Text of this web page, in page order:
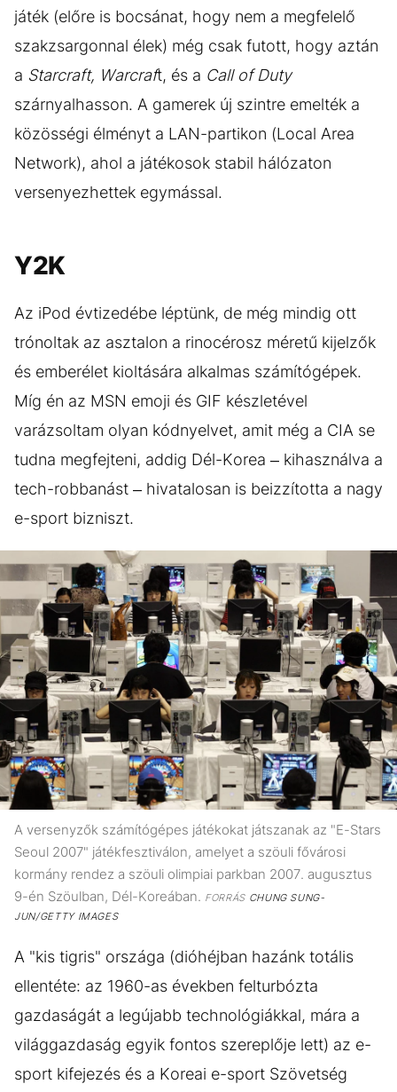
játék (előre is bocsánat, hogy nem a megfelelő
szakzsargonnal élek) még csak futott, hogy aztán
a Starcraft, Warcraft, és a Call of Duty
szárnyalhasson. A gamerek új szintre emelték a
közösségi élményt a LAN-partikon (Local Area
Network), ahol a játékosok stabil hálózaton
versenyezhettek egymással.
Y2K
Az iPod évtizedébe léptünk, de még mindig ott
trónoltak az asztalon a rinocérosz méretű kijelzők
és emberélet kioltására alkalmas számítógépek.
Míg én az MSN emoji és GIF készletével
varázsoltam olyan kódnyelvet, amit még a CIA se
tudna megfejteni, addig Dél-Korea – kihasználva a
tech-robbanást – hivatalosan is beizzította a nagy
e-sport bizniszt.
A versenyzők számítógépes játékokat játszanak az "E-Stars
Seoul 2007" játékfesztiválon, amelyet a szöuli fővárosi
kormány rendez a szöuli olimpiai parkban 2007. augusztus
9-én Szöulban, Dél-Koreában. FORRÁSCHUNG SUNG-
JUN/GETTY IMAGES
A "kis tigris" országa (dióhéjban hazánk totális
ellentéte: az 1960-as években felturbózta
gazdaságát a legújabb technológiákkal, mára a
világgazdaság egyik fontos szereplője lett) az e-
sport kifejezés és a Koreai e-sport Szövetség